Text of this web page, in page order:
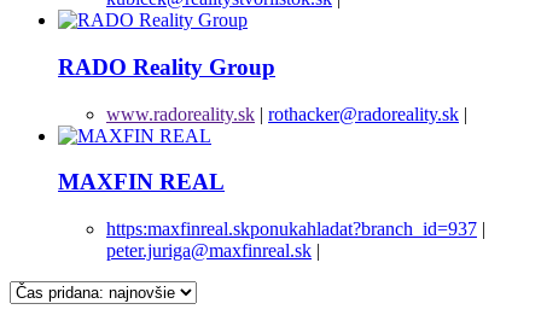
RADO Reality Group
www.radoreality.sk | rothacker@radoreality.sk |
MAXFIN REAL
https:maxfinreal.skponukahladat?branch_id=937 |
peter.juriga@maxfinreal.sk |